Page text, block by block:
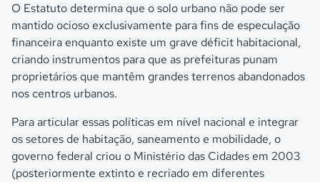
O Estatuto determina que o solo urbano não pode ser
mantido ocioso exclusivamente para fins de especulação
financeira enquanto existe um grave déficit habitacional,
criando instrumentos para que as prefeituras punam
proprietários que mantêm grandes terrenos abandonados
nos centros urbanos.
Para articular essas políticas em nível nacional e integrar
os setores de habitação, saneamento e mobilidade, o
governo federal criou o Ministério das Cidades em 2003
(posteriormente extinto e recriado em diferentes